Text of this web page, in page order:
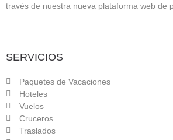
través de nuestra nueva plataforma web de
SERVICIOS
Paquetes de Vacaciones
Hoteles
Vuelos
Cruceros
Traslados